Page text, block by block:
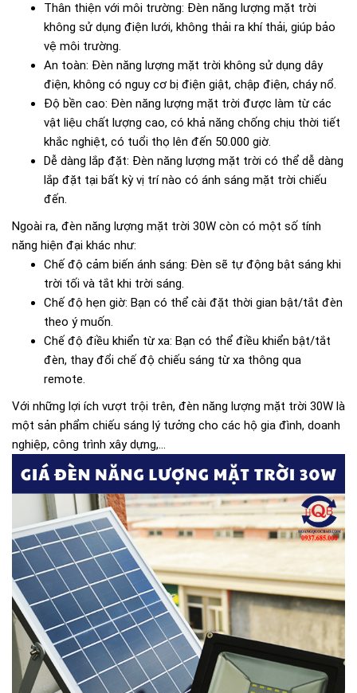
Thân thiện với môi trường: Đèn năng lượng mặt trời
không sử dụng điện lưới, không thải ra khí thải, giúp bảo
vệ môi trường.
An toàn: Đèn năng lượng mặt trời không sử dụng dây
điện, không có nguy cơ bị điện giật, chập điện, cháy nổ.
Độ bền cao: Đèn năng lượng mặt trời được làm từ các
vật liệu chất lượng cao, có khả năng chống chịu thời tiết
khắc nghiệt, có tuổi thọ lên đến 50.000 giờ.
Dễ dàng lắp đặt: Đèn năng lượng mặt trời có thể dễ dàng
lắp đặt tại bất kỳ vị trí nào có ánh sáng mặt trời chiếu
đến.
Ngoài ra, đèn năng lượng mặt trời 30W còn có một số tính
năng hiện đại khác như:
Chế độ cảm biến ánh sáng: Đèn sẽ tự động bật sáng khi
trời tối và tắt khi trời sáng.
Chế độ hẹn giờ: Bạn có thể cài đặt thời gian bật/tắt đèn
theo ý muốn.
Chế độ điều khiển từ xa: Bạn có thể điều khiển bật/tắt
đèn, thay đổi chế độ chiếu sáng từ xa thông qua
remote.
Với những lợi ích vượt trội trên, đèn năng lượng mặt trời 30W là
một sản phẩm chiếu sáng lý tưởng cho các hộ gia đình, doanh
nghiệp, công trình xây dựng,...